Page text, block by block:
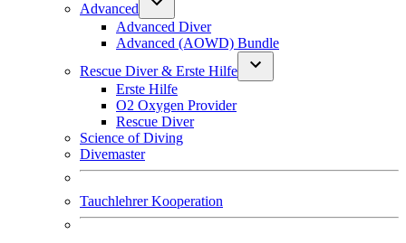
Advanced
Advanced Diver
Advanced (AOWD) Bundle
Rescue Diver & Erste Hilfe
Erste Hilfe
O2 Oxygen Provider
Rescue Diver
Science of Diving
Divemaster
Tauchlehrer Kooperation